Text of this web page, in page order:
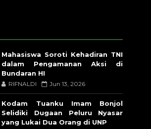
Mahasiswa Soroti Kehadiran TNI
dalam Pengamanan Aksi di
Bundaran HI
RIFNALDI Jun 13, 2026
Kodam Tuanku Imam Bonjol
Selidiki Dugaan Peluru Nyasar
yang Lukai Dua Orang di UNP